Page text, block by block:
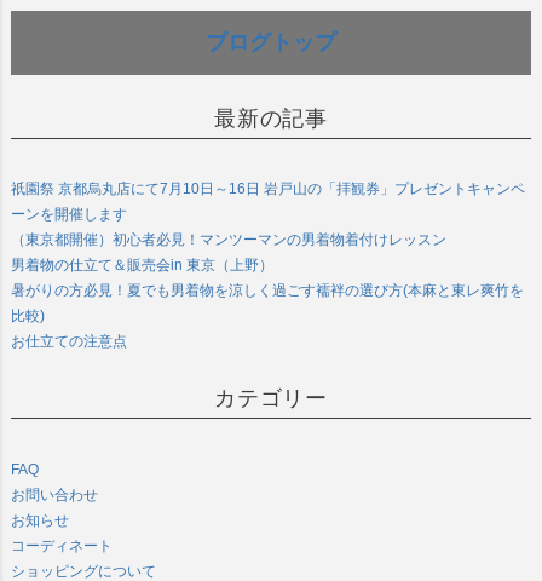
ブログトップ
最新の記事
祇園祭 京都烏丸店にて7月10日～16日 岩戸山の「拝観券」プレゼントキャンペ
ーンを開催します
（東京都開催）初心者必見！マンツーマンの男着物着付けレッスン
男着物の仕立て＆販売会in 東京（上野）
暑がりの方必見！夏でも男着物を涼しく過ごす襦袢の選び方(本麻と東レ爽竹を
比較)
お仕立ての注意点
カテゴリー
FAQ
お問い合わせ
お知らせ
コーディネート
ショッピングについて